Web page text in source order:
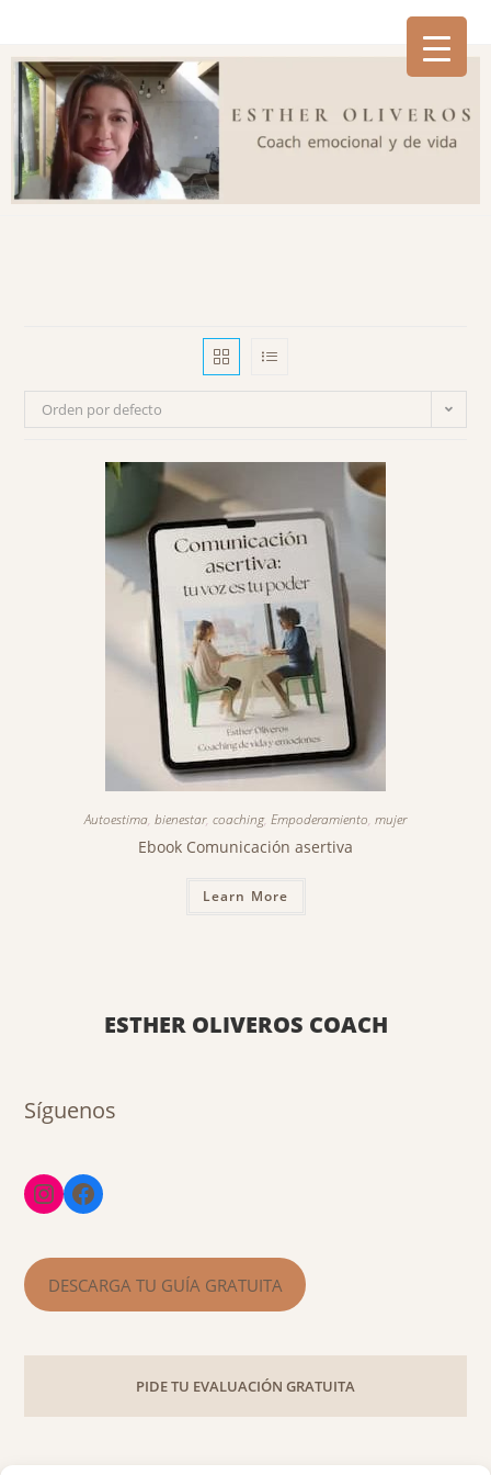
Orden por defecto
Autoestima, bienestar, coaching, Empoderamiento, mujer
Ebook Comunicación asertiva
Learn More
ESTHER OLIVEROS COACH
Síguenos
DESCARGA TU GUÍA GRATUITA
PIDE TU EVALUACIÓN GRATUITA